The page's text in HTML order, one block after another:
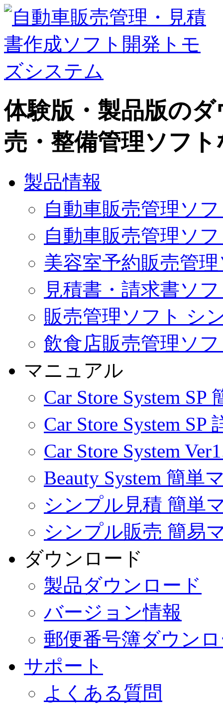
体験版・製品版の
売・整備管理ソフ
製品情報
自動車販売管理ソフ
自動車販売管理ソフ
美容室予約販売管理
見積書・請求書ソ
販売管理ソフト シ
飲食店販売管理ソフ
マニュアル
Car Store System
Car Store System
Car Store System
Beauty System 簡単
シンプル見積 簡単
シンプル販売 簡易
ダウンロード
製品ダウンロード
バージョン情報
郵便番号簿ダウン
サポート
よくある質問